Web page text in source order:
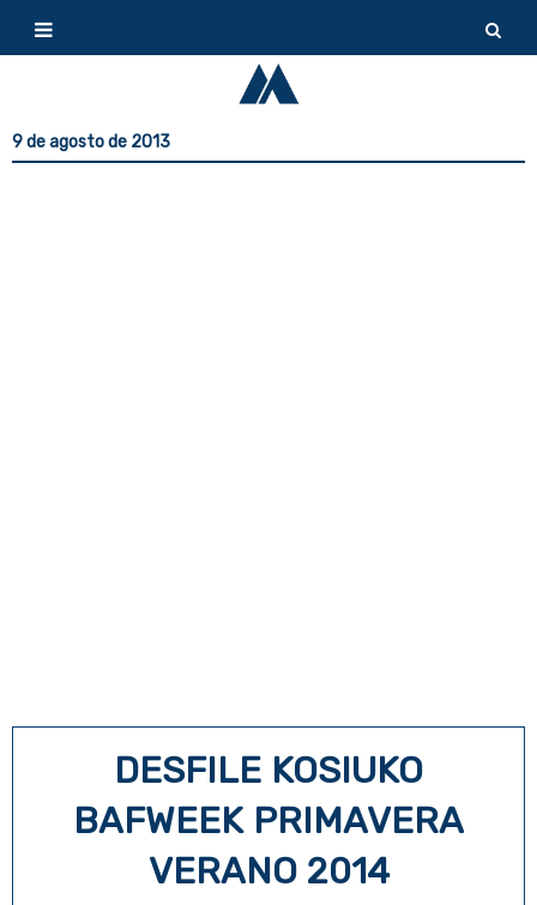
9 de agosto de 2013
DESFILE KOSIUKO
BAFWEEK PRIMAVERA
VERANO 2014